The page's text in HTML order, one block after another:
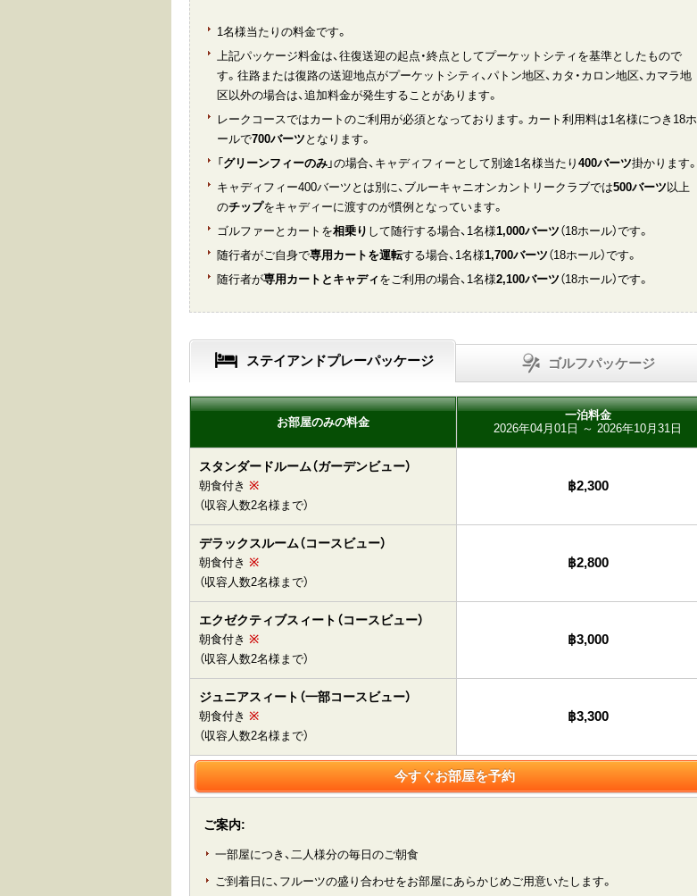
1名様当たりの料金です。
上記パッケージ料金は、往復送迎の起点・終点としてプーケットシティを基準としたもので
す。往路または復路の送迎地点がプーケットシティ、パトン地区、カタ・カロン地区、カマラ地
区以外の場合は、追加料金が発生することがあります。
レークコースではカートのご利用が必須となっております。カート利用料は1名様につき18ホ
ールで700バーツ となります。
「 グリーンフィーのみ 」の場合、キャディフィーとして別途1名様当たり 400バーツ掛かります。
キャディフィー400バーツとは別に、ブルーキャニオンカントリークラブでは500バーツ 以上
のチップをキャディーに渡すのが慣例となっています。
ゴルファーとカートを相乗り して随行する場合、1名様1,000バーツ （18ホール）です。
随行者がご自身で専用カートを運転する場合、1名様1,700バーツ （18ホール）です。
随行者が専用カートとキャディ をご利用の場合、1名様2,100バーツ （18ホール）です。
ステイアンドプレーパッケージ ゴルフパッケージ
お部屋のみの料金
一泊料金
2026年04月01日 ～ 2026年10月31日
スタンダードルーム（ガーデンビュー）
朝食付き ※
（収容人数2名様まで）
฿2,300
デラックスルーム（コースビュー）
朝食付き ※
（収容人数2名様まで）
฿2,800
エクゼクティブスィート（コースビュー）
朝食付き ※
（収容人数2名様まで）
฿3,000
ジュニアスィート（一部コースビュー）
朝食付き ※
（収容人数2名様まで）
฿3,300
今すぐお部屋を予約
ご案内:
一部屋につき、二人様分の毎日のご朝食
ご到着日に、フルーツの盛り合わせをお部屋にあらかじめご用意いたします。